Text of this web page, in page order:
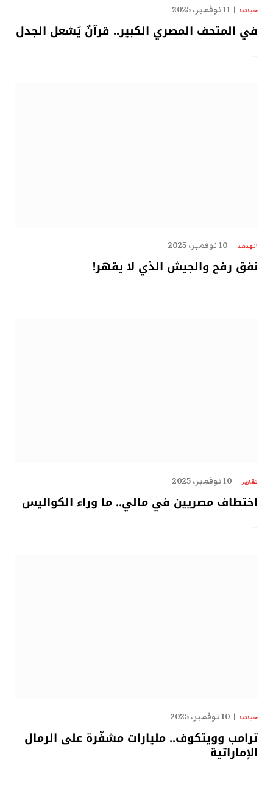
حياتنا 11 نوفمبر، 2025
في المتحف المصري الكبير.. قرآنٌ يُشعل الجدل
…
الهدهد 10 نوفمبر، 2025
نفق رفح والجيش الذي لا يقهر!
…
تقارير 10 نوفمبر، 2025
اختطاف مصريين في مالي.. ما وراء الكواليس
…
حياتنا 10 نوفمبر، 2025
ترامب وويتكوف.. مليارات مشفّرة على الرمال
الإماراتية
…